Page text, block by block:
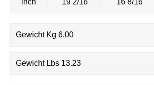
inch 19 2/16 16 8/16
Gewicht Kg 6.00
Gewicht Lbs 13.23